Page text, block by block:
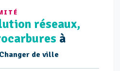
réseaux,
à
Changer de ville